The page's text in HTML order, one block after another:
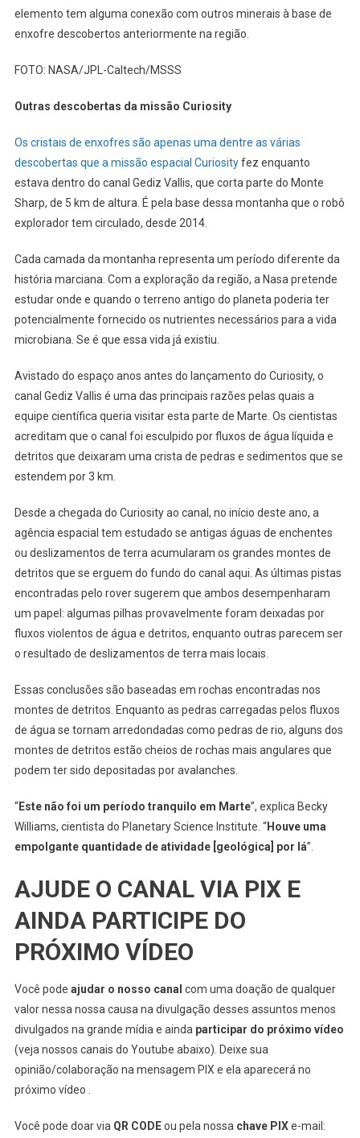
elemento tem alguma conexão com outros minerais à base de
enxofre descobertos anteriormente na região.
FOTO: NASA/JPL-Caltech/MSSS
Outras descobertas da missão Curiosity
Os cristais de enxofres são apenas uma dentre as várias
descobertas que a missão espacial Curiosityfez enquanto
estava dentro do canal Gediz Vallis, que corta parte do Monte
Sharp, de 5 km de altura. É pela base dessa montanha que o robô
explorador tem circulado, desde 2014.
Cada camada da montanha representa um período diferente da
história marciana. Com a exploração da região, a Nasa pretende
estudar onde e quando o terreno antigo do planeta poderia ter
potencialmente fornecido os nutrientes necessários para a vida
microbiana. Se é que essa vida já existiu.
Avistado do espaço anos antes do lançamento do Curiosity, o
canal Gediz Vallis é uma das principais razões pelas quais a
equipe científica queria visitar esta parte de Marte. Os cientistas
acreditam que o canal foi esculpido por fluxos de água líquida e
detritos que deixaram uma crista de pedras e sedimentos que se
estendem por 3 km.
Desde a chegada do Curiosity ao canal, no início deste ano, a
agência espacial tem estudado se antigas águas de enchentes
ou deslizamentos de terra acumularam os grandes montes de
detritos que se erguem do fundo do canal aqui. As últimas pistas
encontradas pelo rover sugerem que ambos desempenharam
um papel: algumas pilhas provavelmente foram deixadas por
fluxos violentos de água e detritos, enquanto outras parecem ser
o resultado de deslizamentos de terra mais locais.
Essas conclusões são baseadas em rochas encontradas nos
montes de detritos. Enquanto as pedras carregadas pelos fluxos
de água se tornam arredondadas como pedras de rio, alguns dos
montes de detritos estão cheios de rochas mais angulares que
podem ter sido depositadas por avalanches.
“Este não foi um período tranquilo em Marte”, explica Becky
Williams, cientista do Planetary Science Institute. “Houve uma
empolgante quantidade de atividade [geológica] por lá”.
AJUDE O CANAL VIA PIX E
AINDA PARTICIPE DO
PRÓXIMO VÍDEO
Você pode ajudar o nosso canal com uma doação de qualquer
valor nessa nossa causa na divulgação desses assuntos menos
divulgados na grande mídia e ainda participar do próximo vídeo
(veja nossos canais do Youtube abaixo). Deixe sua
opinião/colaboração na mensagem PIX e ela aparecerá no
próximo vídeo .
Você pode doar via QR CODEou pela nossa chave PIXe-mail: